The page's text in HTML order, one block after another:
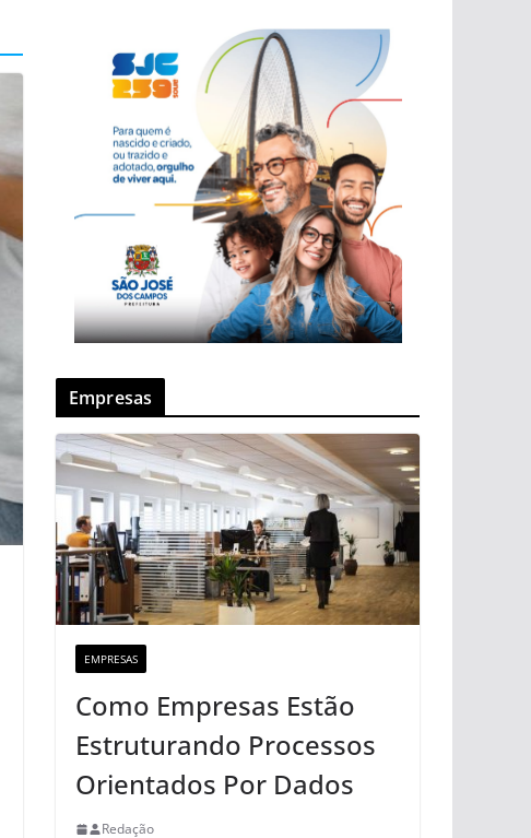
Empresas
EMPRESAS
Como Empresas Estão
Estruturando Processos
Orientados Por Dados
Redação